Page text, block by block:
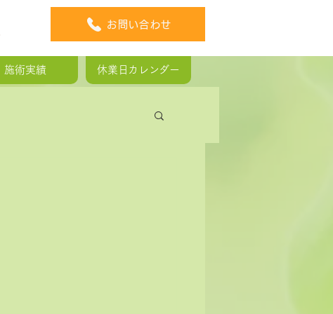
お問い合わせ
施術実績 休業日カレンダー